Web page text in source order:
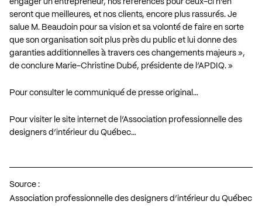
seront que meilleures, et nos clients, encore plus rassurés. Je
salue M. Beaudoin pour sa vision et sa volonté de faire en sorte
que son organisation soit plus près du public et lui donne des
garanties additionnelles à travers ces changements majeurs »,
de conclure Marie-Christine Dubé, présidente de l’APDIQ. »
Pour consulter le communiqué de presse original…
Pour visiter le site internet de l’Association professionnelle des
designers d’intérieur du Québec…
Source :
Association professionnelle des designers d’intérieur du Québec